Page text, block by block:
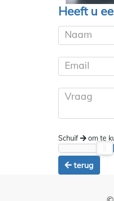
Heeft u
Naam
Email
Vraag
Schuif om te
terug